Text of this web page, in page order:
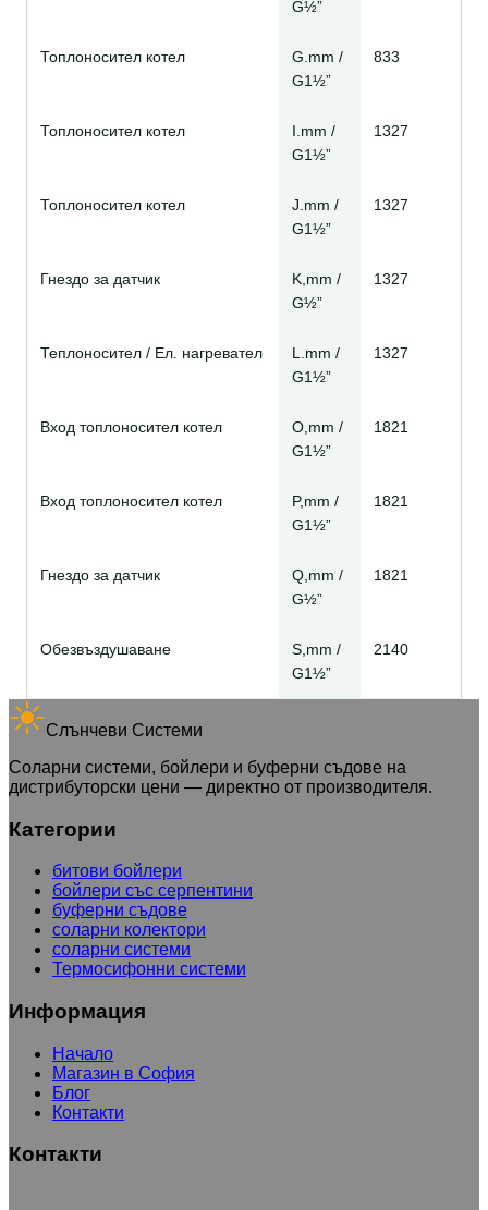
G½”
Топлоносител котел
G.mm /
G1½”
833
Топлоносител котел
I.mm /
G1½”
1327
Топлоносител котел
J.mm /
G1½”
1327
Гнездо за датчик
K,mm /
G½”
1327
Теплоносител / Ел. нагревател
L.mm /
G1½”
1327
Вход топлоносител котел
O,mm /
G1½”
1821
Вход топлоносител котел
P,mm /
G1½”
1821
Гнездо за датчик
Q,mm /
G½”
1821
Обезвъздушаване
S,mm /
G1½”
2140
Слънчеви Системи
Соларни системи, бойлери и буферни съдове на
дистрибуторски цени — директно от производителя.
Категории
битови бойлери
бойлери със серпентини
буферни съдове
соларни колектори
соларни системи
Термосифонни системи
Информация
Начало
Магазин в София
Блог
Контакти
Контакти